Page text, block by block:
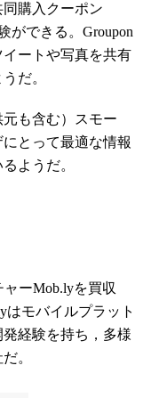
購入クーポン
ができる。Groupon
ートや写真を共有
だ。
も含む）スモー
とって最適な情報
ようだ。
ャーMob.lyを買収
はモバイルプラット
経験を持ち，多様
。